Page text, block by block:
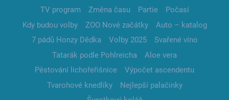
TV program
Změna času Partie
Počasí
Kdy budou volby
ZOO Nové začátky
Auto – katalog
7 pádů Honzy Dědka
Volby 2025
Svařené víno
Tatarák podle Pohlreicha
Aloe vera
Pěstování lichořeřišnice
Výpočet ascendentu
Tvarohové knedlíky
Nejlepší palačinky